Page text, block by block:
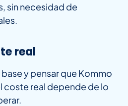
sin necesidad de
real
y pensar que Kommo
coste real depende de lo